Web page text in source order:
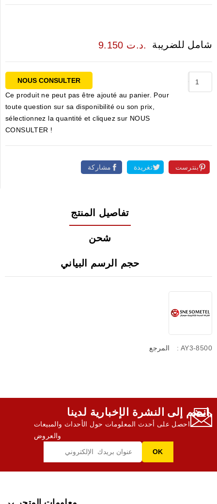
9.150 د.ت. شامل للضريبة
NOUS CONSULTER
Ce produit ne peut pas être ajouté au panier. Pour
toute question sur sa disponibilité ou son prix,
sélectionnez la quantité et cliquez sur NOUS
CONSULTER !
مشاركة تغريدة بنترست
تفاصيل المنتج
شحن
حجم الرسم البياني
المرجع : AY3-8500
انضم إلى النشرة الإخبارية لدينا,
احصل على أحدث المعلومات حول الأحداث والمبيعات
والعروض